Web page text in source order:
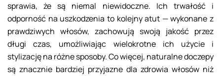
sprawia, że są niemal niewidoczne. Ich trwałość i
odporność na uszkodzenia to kolejny atut — wykonane z
prawdziwych włosów, zachowują swoją jakość przez
długi czas, umożliwiając wielokrotne ich użycie i
stylizację na różne sposoby. Co więcej, naturalne doczepy
są znacznie bardziej przyjazne dla zdrowia włosów niż